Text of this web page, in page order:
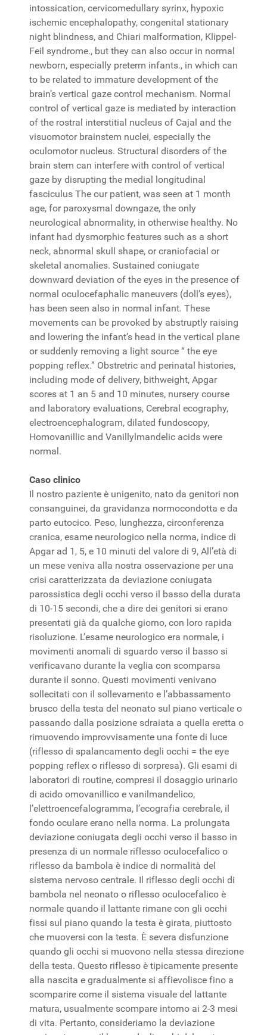
intossication, cervicomedullary syrinx, hypoxic
ischemic encephalopathy, congenital stationary
night blindness, and Chiari malformation, Klippel-
Feil syndrome., but they can also occur in normal
newborn, especially preterm infants., in which can
to be related to immature development of the
brain’s vertical gaze control mechanism. Normal
control of vertical gaze is mediated by interaction
of the rostral interstitial nucleus of Cajal and the
visuomotor brainstem nuclei, especially the
oculomotor nucleus. Structural disorders of the
brain stem can interfere with control of vertical
gaze by disrupting the medial longitudinal
fasciculus The our patient, was seen at 1 month
age, for paroxysmal downgaze, the only
neurological abnormality, in otherwise healthy. No
infant had dysmorphic features such as a short
neck, abnormal skull shape, or craniofacial or
skeletal anomalies. Sustained coniugate
downward deviation of the eyes in the presence of
normal oculocefaphalic maneuvers (doll’s eyes),
has been seen also in normal infant. These
movements can be provoked by abstruptly raising
and lowering the infant’s head in the vertical plane
or suddenly removing a light source “ the eye
popping reflex.” Obstretric and perinatal histories,
including mode of delivery, bithweight, Apgar
scores at 1 an 5 and 10 minutes, nursery course
and laboratory evaluations, Cerebral ecography,
electroencephalogram, dilated fundoscopy,
Homovanillic and Vanillylmandelic acids were
normal.
Caso clinico
Il nostro paziente è unigenito, nato da genitori non
consanguinei, da gravidanza normocondotta e da
parto eutocico. Peso, lunghezza, circonferenza
cranica, esame neurologico nella norma, indice di
Apgar ad 1, 5, e 10 minuti del valore di 9, All’età di
un mese veniva alla nostra osservazione per una
crisi caratterizzata da deviazione coniugata
parossistica degli occhi verso il basso della durata
di 10-15 secondi, che a dire dei genitori si erano
presentati già da qualche giorno, con loro rapida
risoluzione. L’esame neurologico era normale, i
movimenti anomali di sguardo verso il basso si
verificavano durante la veglia con scomparsa
durante il sonno. Questi movimenti venivano
sollecitati con il sollevamento e l’abbassamento
brusco della testa del neonato sul piano verticale o
passando dalla posizione sdraiata a quella eretta o
rimuovendo improvvisamente una fonte di luce
(riflesso di spalancamento degli occhi = the eye
popping reflex o riflesso di sorpresa). Gli esami di
laboratori di routine, compresi il dosaggio urinario
di acido omovanillico e vanilmandelico,
l’elettroencefalogramma, l’ecografia cerebrale, il
fondo oculare erano nella norma. La prolungata
deviazione coniugata degli occhi verso il basso in
presenza di un normale riflesso oculocefalico o
riflesso da bambola è indice di normalità del
sistema nervoso centrale. Il riflesso degli occhi di
bambola nel neonato o riflesso oculocefalico è
normale quando il lattante rimane con gli occhi
fissi sul piano quando la testa è girata, piuttosto
che muoversi con la testa. È severa disfunzione
quando gli occhi si muovono nella stessa direzione
della testa. Questo riflesso è tipicamente presente
alla nascita e gradualmente si affievolisce fino a
scomparire come il sistema visuale del lattante
matura, usualmente scompare intorno ai 2-3 mesi
di vita. Pertanto, consideriamo la deviazione